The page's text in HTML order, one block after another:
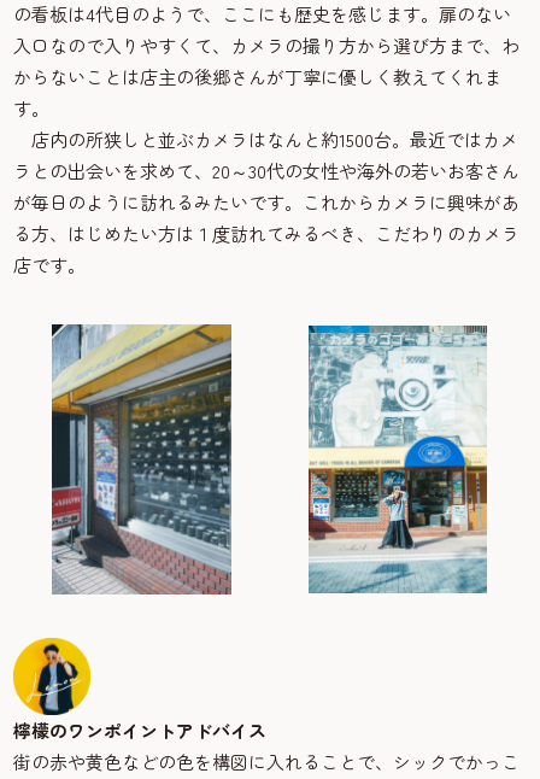
の看板は4代目のようで、ここにも歴史を感じます。扉のない
入口なので入りやすくて、カメラの撮り方から選び方まで、わ
からないことは店主の後郷さんが丁寧に優しく教えてくれま
す。
店内の所狭しと並ぶカメラはなんと約1500台。最近ではカメ
ラとの出会いを求めて、20～30代の女性や海外の若いお客さん
が毎日のように訪れるみたいです。これからカメラに興味があ
る方、はじめたい方は１度訪れてみるべき、こだわりのカメラ
店です。
檸檬のワンポイントアドバイス
街の赤や黄色などの色を構図に入れることで、シックでかっこ